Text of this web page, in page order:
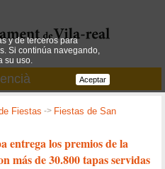
Fiestas -> Fiestas de San
entrega los premios de la
más de 30.800 tapas servidas
y de terceros para
Si continúa navegando,
su uso.
Aceptar